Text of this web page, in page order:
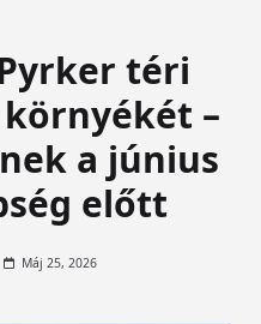
téri
–
a június
előtt
Máj 25, 2026